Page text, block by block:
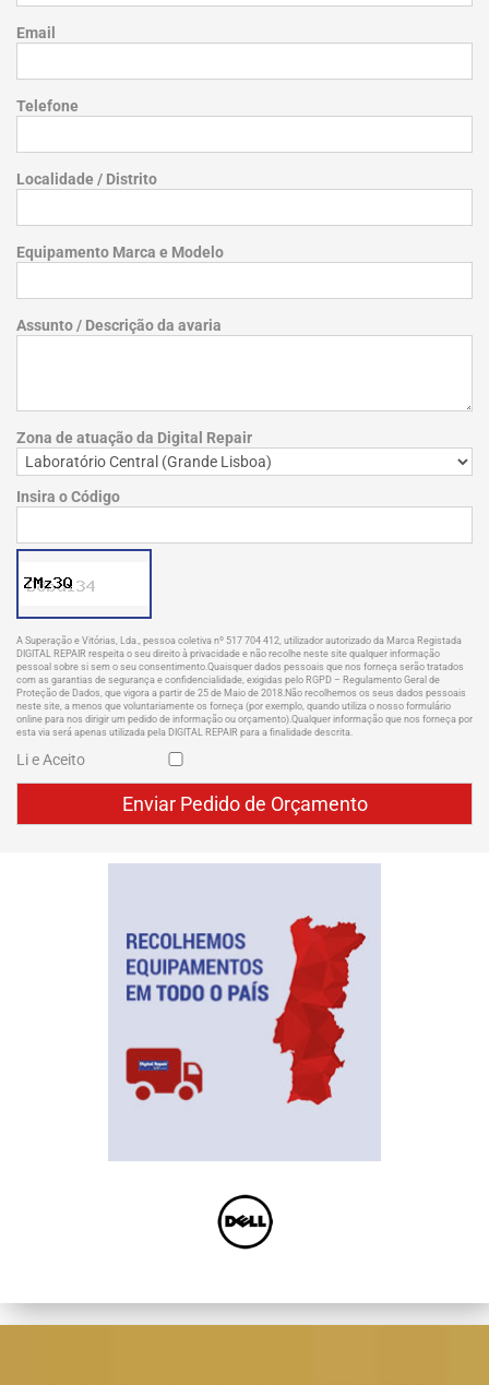
Email
Telefone
Localidade / Distrito
Equipamento Marca e Modelo
Assunto / Descrição da avaria
Zona de atuação da Digital Repair
Insira o Código
A Superação e Vitórias, Lda., pessoa coletiva nº 517 704 412, utilizador autorizado da Marca Registada
DIGITAL REPAIR respeita o seu direito à privacidade e não recolhe neste site qualquer informação
pessoal sobre si sem o seu consentimento.Quaisquer dados pessoais que nos forneça serão tratados
com as garantias de segurança e confidencialidade, exigidas pelo RGPD – Regulamento Geral de
Proteção de Dados, que vigora a partir de 25 de Maio de 2018.Não recolhemos os seus dados pessoais
neste site, a menos que voluntariamente os forneça (por exemplo, quando utiliza o nosso formulário
online para nos dirigir um pedido de informação ou orçamento).Qualquer informação que nos forneça por
esta via será apenas utilizada pela DIGITAL REPAIR para a finalidade descrita.
Li e Aceito